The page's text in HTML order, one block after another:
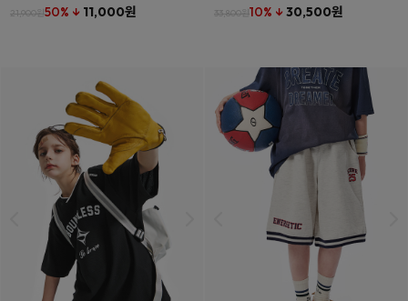
21,900원50% ↓ 11,000원 33,800원10% ↓ 30,500원